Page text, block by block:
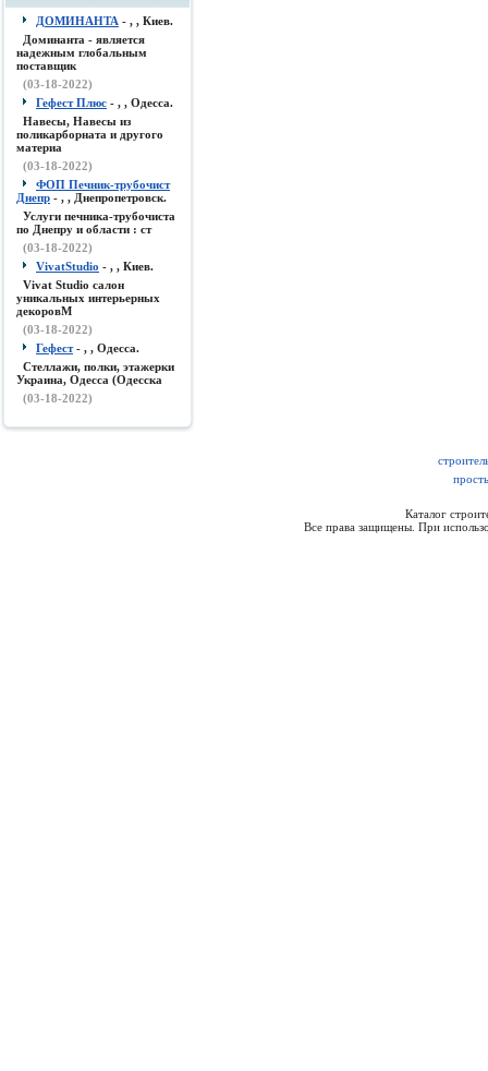
ДОМИНАНТА - , , Киев.
Доминанта - является
надежным глобальным
поставщик
(03-18-2022)
Гефест Плюс - , , Одесса.
Навесы, Навесы из
поликарборната и другого
материа
(03-18-2022)
ФОП Печник-трубочист
Днепр - , , Днепропетровск.
Услуги печника-трубочиста
по Днепру и области : ст
(03-18-2022)
VivatStudio - , , Киев.
Vivat Studio салон
уникальных интерьерных
декоровМ
(03-18-2022)
Гефест- , , Одесса.
Стеллажи, полки, этажерки
Украина, Одесса (Одесска
(03-18-2022)
Каталог
Все права защищены. При